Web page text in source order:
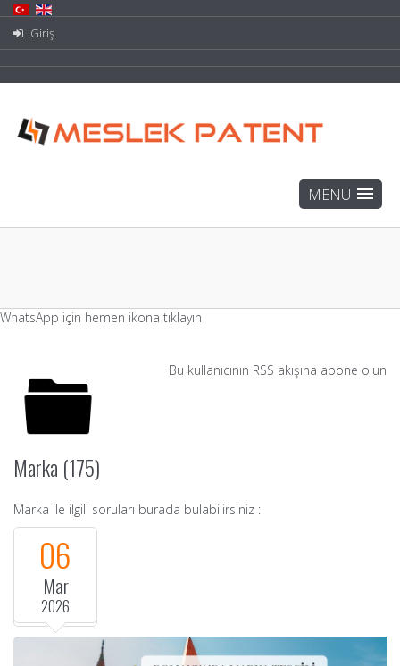
Giriş
WhatsApp için hemen ikona tıklayın
Bu kullanıcının RSS akışına abone olun
Marka (175)
Marka ile ilgili soruları burada bulabilirsiniz :
06
Mar
2026